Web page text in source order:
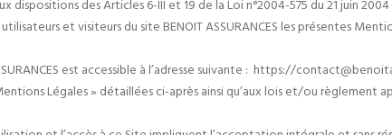
dispositions des Articles 6-III et 19 de la Loi n°2004-575 du 21 juin
et visiteurs du site BENOIT ASSURANCES les présentes
est accessible à l’adresse suivante : https://
Légales » détaillées ci-après ainsi qu’aux lois et/ou règlement